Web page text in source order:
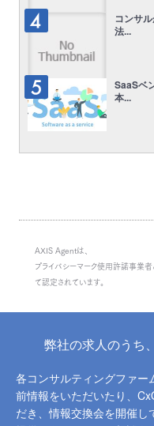
コンサ
法...
SaaSベ
本...
AXIS Agentは、
プライバシーマーク使用許諾事業者
て認定されています。
弊社の求人のうち
各コンサルティングファ
前情報をいただいたり、
だき、情報交換会を開催し